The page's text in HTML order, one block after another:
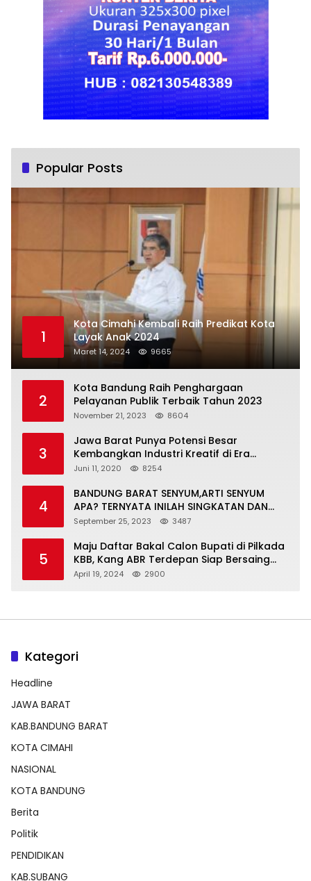
Popular Posts
1
Kota Cimahi Kembali Raih Predikat Kota
Layak Anak 2024
Maret 14, 2024 9665
2
Kota Bandung Raih Penghargaan
Pelayanan Publik Terbaik Tahun 2023
November 21, 2023 8604
3
Jawa Barat Punya Potensi Besar
Kembangkan Industri Kreatif di Era
Normal Baru
Juni 11, 2020 8254
4
BANDUNG BARAT SENYUM,ARTI SENYUM
APA? TERNYATA INILAH SINGKATAN DAN
MAKNANYA
September 25, 2023 3487
5
Maju Daftar Bakal Calon Bupati di Pilkada
KBB, Kang ABR Terdepan Siap Bersaing
Dengan Balon Lainnya
April 19, 2024 2900
Kategori
Headline
JAWA BARAT
KAB.BANDUNG BARAT
KOTA CIMAHI
NASIONAL
KOTA BANDUNG
Berita
Politik
PENDIDIKAN
KAB.SUBANG